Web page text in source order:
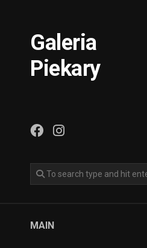
Galeria
Piekary
MAIN